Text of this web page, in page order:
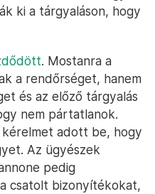
ki a tárgyaláson, hogy
. Mostanra a
a rendőrséget, hanem
és az előző tárgyalás
nem pártatlanok.
kérelmet adott be, hogy
Az ügyészek
pedig
csatolt bizonyítékokat,